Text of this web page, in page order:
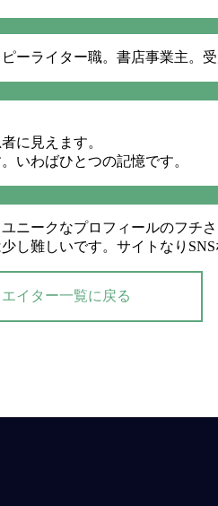
ライター職。書店事業主。
に見えます。
いわばひとつの記憶です。
ークなプロフィールのフチ
難しいです。サイトなり
エイター一覧に戻る